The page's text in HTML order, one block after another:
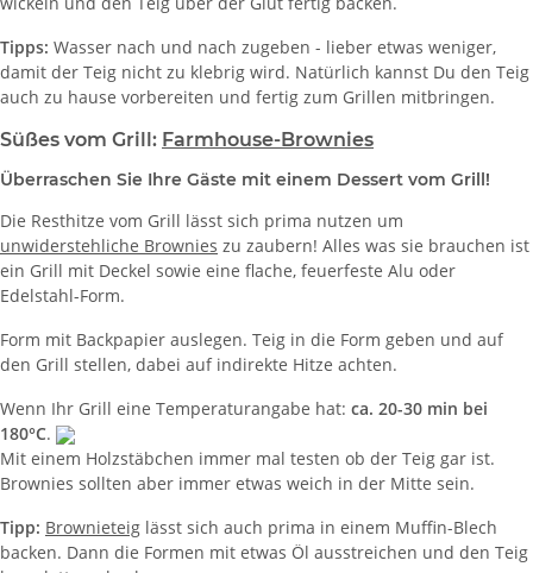
Tipps: Wasser nach und nach zugeben - lieber etwas weniger,
damit der Teig nicht zu klebrig wird. Natürlich kannst Du den Teig
auch zu hause vorbereiten und fertig zum Grillen mitbringen.
Süßes vom Grill: Farmhouse-Brownies
Überraschen Sie Ihre Gäste mit einem Dessert vom Grill!
Die Resthitze vom Grill lässt sich prima nutzen um
unwiderstehliche Brownies zu zaubern! Alles was sie brauchen ist
ein Grill mit Deckel sowie eine flache, feuerfeste Alu oder
Edelstahl-Form.
Form mit Backpapier auslegen. Teig in die Form geben und auf
den Grill stellen, dabei auf indirekte Hitze achten.
Wenn Ihr Grill eine Temperaturangabe hat: ca. 20-30 min bei
180°C.
Mit einem Holzstäbchen immer mal testen ob der Teig gar ist.
Brownies sollten aber immer etwas weich in der Mitte sein.
Tipp: Brownieteig lässt sich auch prima in einem Muffin-Blech
backen. Dann die Formen mit etwas Öl ausstreichen und den Teig